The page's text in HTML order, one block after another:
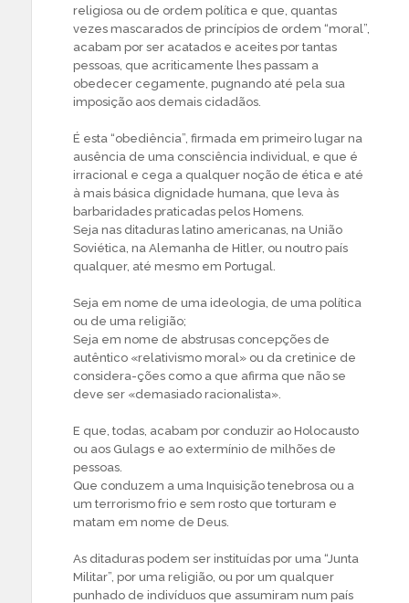
religiosa ou de ordem política e que, quantas
vezes mascarados de princípios de ordem “moral”,
acabam por ser acatados e aceites por tantas
pessoas, que acriticamente lhes passam a
obedecer cegamente, pugnando até pela sua
imposição aos demais cidadãos.
É esta “obediência”, firmada em primeiro lugar na
ausência de uma consciência individual, e que é
irracional e cega a qualquer noção de ética e até
à mais básica dignidade humana, que leva às
barbaridades praticadas pelos Homens.
Seja nas ditaduras latino americanas, na União
Soviética, na Alemanha de Hitler, ou noutro país
qualquer, até mesmo em Portugal.
Seja em nome de uma ideologia, de uma política
ou de uma religião;
Seja em nome de abstrusas concepções de
autêntico «relativismo moral» ou da cretinice de
considera-ções como a que afirma que não se
deve ser «demasiado racionalista».
E que, todas, acabam por conduzir ao Holocausto
ou aos Gulags e ao extermínio de milhões de
pessoas.
Que conduzem a uma Inquisição tenebrosa ou a
um terrorismo frio e sem rosto que torturam e
matam em nome de Deus.
As ditaduras podem ser instituídas por uma “Junta
Militar”, por uma religião, ou por um qualquer
punhado de indivíduos que assumiram num país